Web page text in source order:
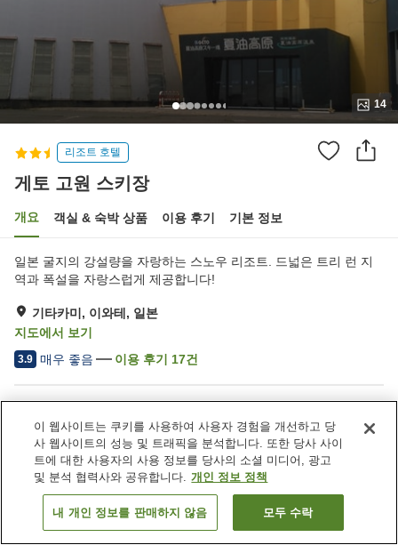
14
리조트 호텔
게토 고원 스키장
개요 객실 & 숙박 상품 이용 후기 기본 정보
일본 굴지의 강설량을 자랑하는 스노우 리조트. 드넓은 트리 런 지
역과 폭설을 자랑스럽게 제공합니다!
기타카미, 이와테, 일본
지도에서 보기
3.9 매우 좋음 이용 후기 17건
주차장
사우나
레스토랑
바
객실 보기
이 웹사이트는 쿠키를 사용하여 사용자 경험을 개선하고 당
사 웹사이트의 성능 및 트래픽을 분석합니다. 또한 당사 사이
트에 대한 사용자의 사용 정보를 당사의 소셜 미디어, 광고
및 분석 협력사와 공유합니다. 개인 정보 정책
내 개인 정보를 판매하지 않음 모두 수락